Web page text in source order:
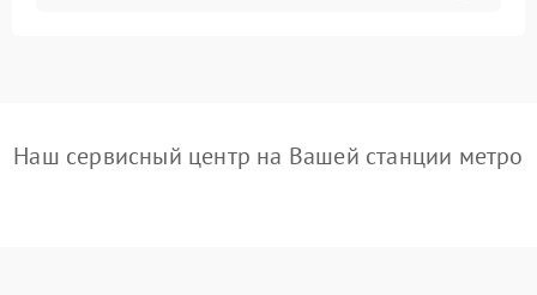
Наш сервисный центр на Вашей станции метро